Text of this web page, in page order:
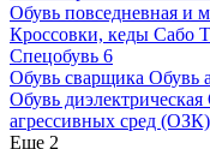
Обувь повседневная и
Кроссовки, кеды Сабо
Спецобувь 6
Обувь сварщика Обувь
Обувь диэлектрическая
агрессивных сред (ОЗК)
Еще 2